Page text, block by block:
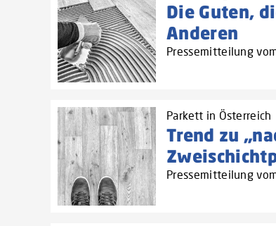
Die Guten,
Anderen
Pressemitteilung
Parkett in Österreich
Trend zu
Pressemitteilung